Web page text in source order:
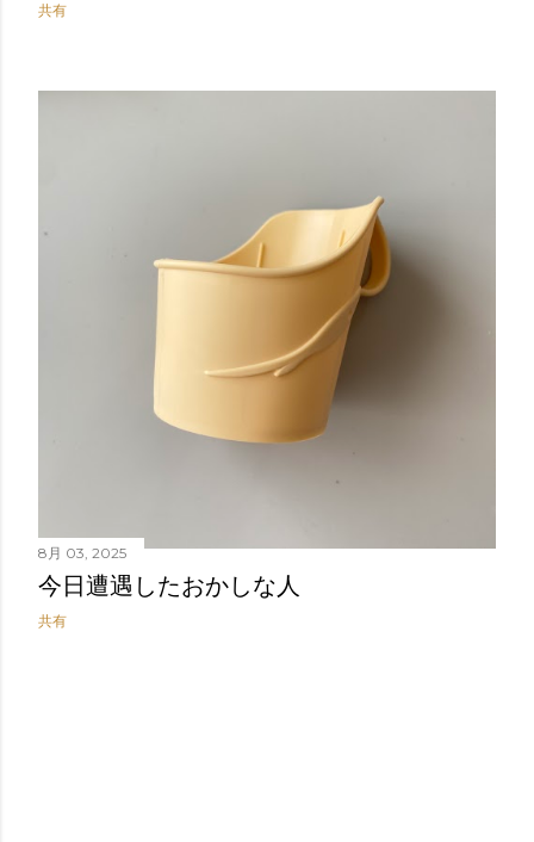
共有
8月 03, 2025
今日遭遇したおかしな人
共有